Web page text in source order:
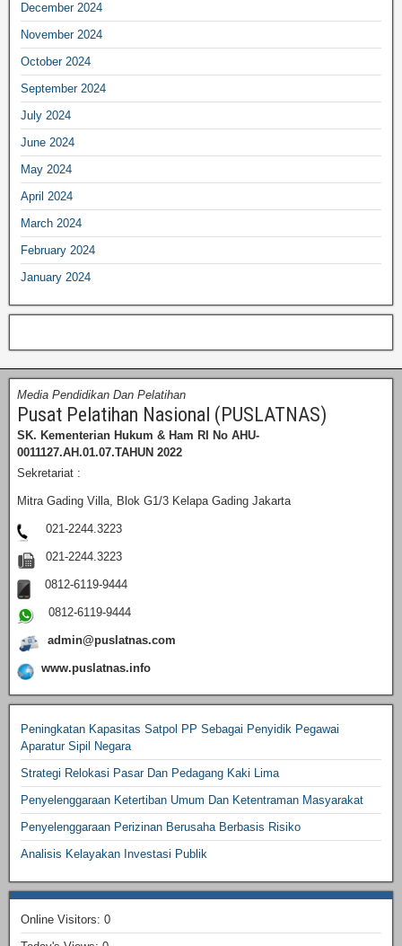
December 2024
November 2024
October 2024
September 2024
July 2024
June 2024
May 2024
April 2024
March 2024
February 2024
January 2024
Media Pendidikan Dan Pelatihan
Pusat Pelatihan Nasional (PUSLATNAS)
SK. Kementerian Hukum & Ham RI
No AHU-
0011127.AH.01.07.TAHUN 2022
Sekretariat :
Mitra Gading Villa, Blok G1/3 Kelapa Gading Jakarta
021-2244.3223
021-2244.3223
0812-6119-9444
0812-6119-9444
admin@puslatnas.com
www.puslatnas.info
Peningkatan Kapasitas Satpol PP Sebagai Penyidik Pegawai
Aparatur Sipil Negara
Strategi Relokasi Pasar Dan Pedagang Kaki Lima
Penyelenggaraan Ketertiban Umum Dan Ketentraman Masyarakat
Penyelenggaraan Perizinan Berusaha Berbasis Risiko
Analisis Kelayakan Investasi Publik
Online Visitors: 0